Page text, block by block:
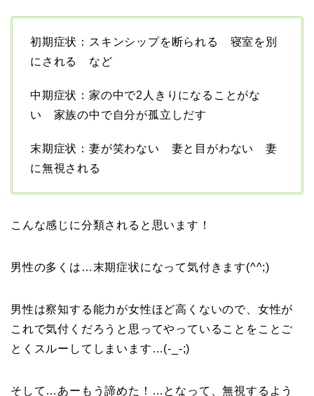
初期症状：スキンシップを断られる 寝室を別
にされる など
中期症状：家の中で2人きりになることがな
い 家族の中で自分が孤立しだす
末期症状：妻が笑わない 妻と目がわない 妻
に無視される
こんな感じに分類されると思います！
男性の多くは…末期症状になって気付きます(^^;)
男性は察知する能力が女性ほど高くないので、女性が
これで気付くだろうと思ってやっていることをことご
とくスルーしてしまいます…(-_-;)
そして…あーもう諦めた！…となって、無視するよう